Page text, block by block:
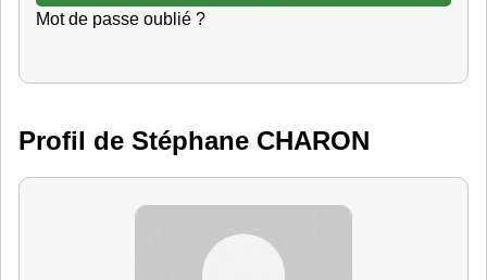
Mot de passe oublié ?
Profil de Stéphane CHARON